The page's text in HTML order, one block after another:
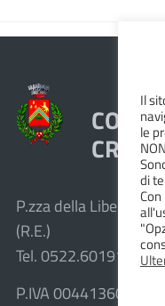
P.zza della Libertà, 1
(R.E.)
Tel. 0522.601911 –
P.IVA 00441360351
Il
le
di